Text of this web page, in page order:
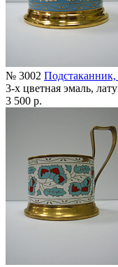
№ 3002 Подстаканник,
3-х цветная эмаль,
3 500 р.